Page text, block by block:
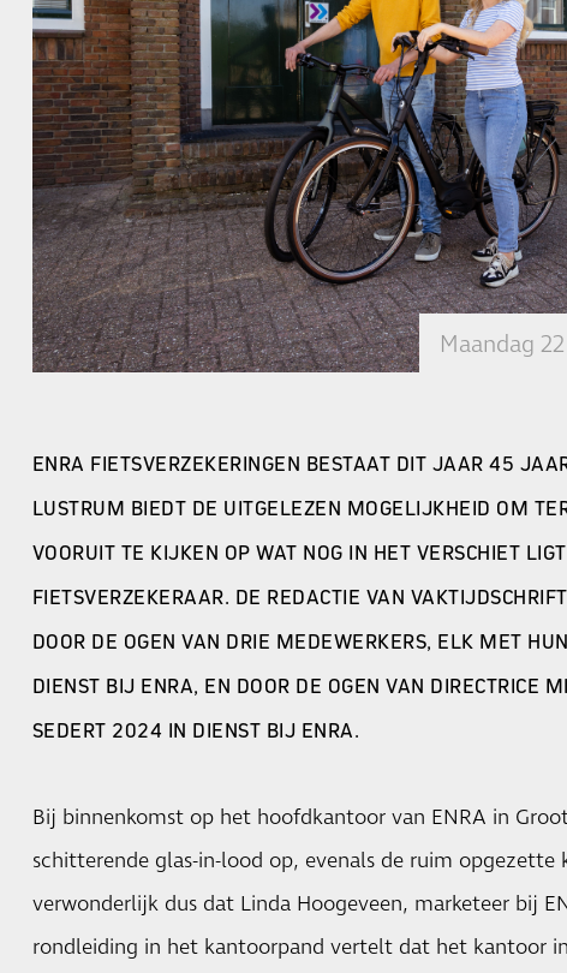
Maandag
ENRA FIETSVERZEKERINGEN BESTAAT DIT JAAR 45
LUSTRUM BIEDT DE UITGELEZEN MOGELIJKHEID OM
VOORUIT TE KIJKEN OP WAT NOG IN HET VERSCHIET
FIETSVERZEKERAAR. DE REDACTIE VAN
DOOR DE OGEN VAN DRIE MEDEWERKERS, ELK MET
DIENST BIJ ENRA, EN DOOR DE OGEN VAN DIRECTRICE
SEDERT 2024 IN DIENST BIJ ENRA.
Bij binnenkomst op het hoofdkantoor van ENRA in
schitterende glas-in-lood op, evenals de ruim opgezette
verwonderlijk dus dat Linda Hoogeveen, marketeer bij
rondleiding in het kantoorpand vertelt dat het kantoor